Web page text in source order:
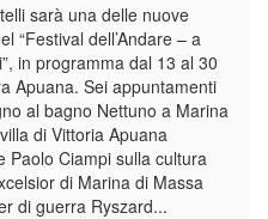
sarà una delle nuove
“Festival dell’Andare – a
in programma dal 13 al 30
Apuana. Sei appuntamenti
al bagno Nettuno a Marina
di Vittoria Apuana
Paolo Ciampi sulla cultura
di Marina di Massa
di guerra Ryszard...